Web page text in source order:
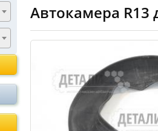
Автокамера R13